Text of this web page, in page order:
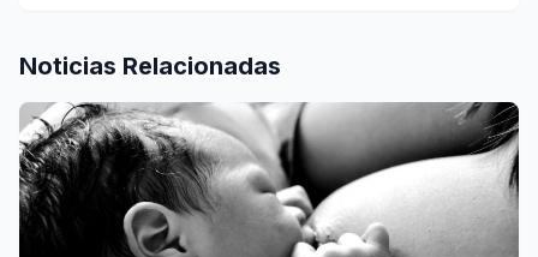
Noticias Relacionadas